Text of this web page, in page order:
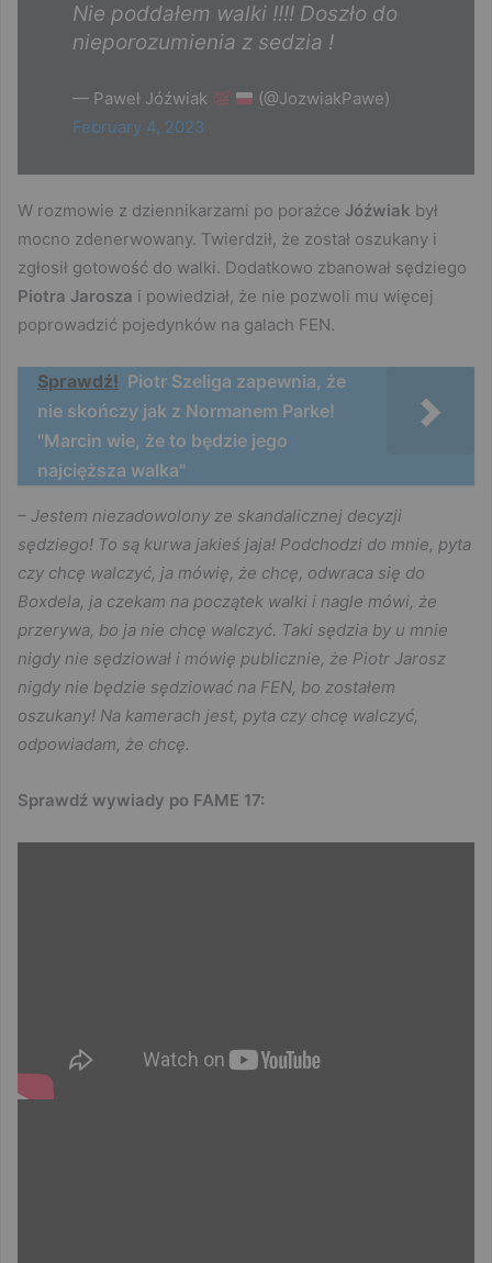
Nie poddałem walki !!!! Doszło do
nieporozumienia z sedzia !
— Paweł Jóźwiak
(@JozwiakPawe)
February 4, 2023
W rozmowie z dziennikarzami po porażce Jóźwiak był
mocno zdenerwowany. Twierdził, że został oszukany i
zgłosił gotowość do walki. Dodatkowo zbanował sędziego
Piotra Jarosza i powiedział, że nie pozwoli mu więcej
poprowadzić pojedynków na galach FEN.
Sprawdź! Piotr Szeliga zapewnia, że
nie skończy jak z Normanem Parke!
"Marcin wie, że to będzie jego
najcięższa walka"
– Jestem niezadowolony ze skandalicznej decyzji
sędziego! To są kurwa jakieś jaja! Podchodzi do mnie, pyta
czy chcę walczyć, ja mówię, że chcę, odwraca się do
Boxdela, ja czekam na początek walki i nagle mówi, że
przerywa, bo ja nie chcę walczyć. Taki sędzia by u mnie
nigdy nie sędziował i mówię publicznie, że Piotr Jarosz
nigdy nie będzie sędziować na FEN, bo zostałem
oszukany! Na kamerach jest, pyta czy chcę walczyć,
odpowiadam, że chcę.
Sprawdź wywiady po FAME 17: